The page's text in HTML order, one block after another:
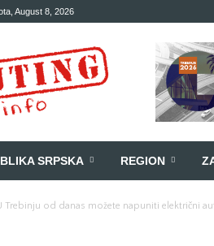
August 8, 2026
SRPSKA REGION
Trebinju od danas možete napuniti električni